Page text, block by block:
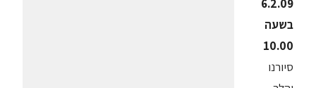
6.2.09
בשעה
10.00
סיורנו